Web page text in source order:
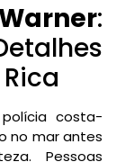
:
costa-
no mar antes
Pessoas